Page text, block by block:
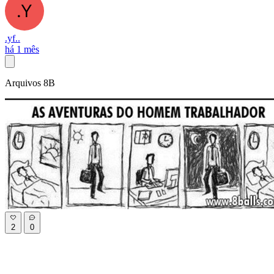
.yf..
há 1 mês
Arquivos 8B
2 0